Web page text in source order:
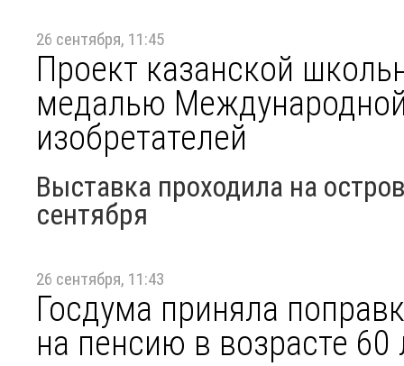
26 сентября, 11:45
Проект казанской
медалью
изобретателей
Выставка проходила на
сентября
26 сентября, 11:43
Госдума приняла
на пенсию в возрасте 60